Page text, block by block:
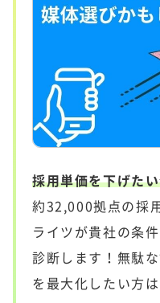
採用単価を下げた
約32,000拠点の採
ライツが貴社の条
診断します！無駄
を最大化したい方